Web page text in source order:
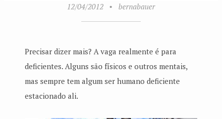
12/04/2012 • bernabauer
Precisar dizer mais? A vaga realmente é para
deficientes. Alguns são físicos e outros mentais,
mas sempre tem algum ser humano deficiente
estacionado ali.